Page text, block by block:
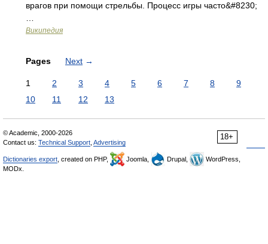
врагов при помощи стрельбы. Процесс игры часто&#8230;
Википедия
Pages Next →
1 2 3 4 5 6 7 8
9
10
11 12 13
18+
© Academic, 2000-2026
Contact us: Technical Support Advertising
Dictionaries export , created on PHP, Joomla, Drupal,
WordPress,
MODx.